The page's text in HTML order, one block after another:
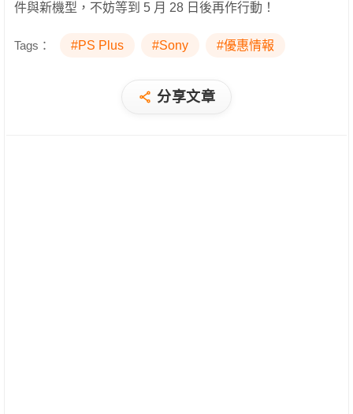
件與新機型，不妨等到 5 月 28 日後再作行動！
Tags： #PS Plus #Sony #優惠情報
分享文章